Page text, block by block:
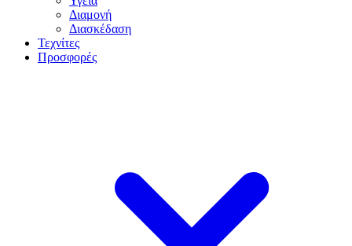
Διαμονή
Διασκέδαση
Τεχνίτες
Προσφορές